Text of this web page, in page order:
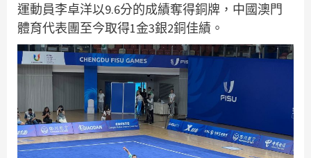
運動員李卓洋以9.6分的成績奪得銅牌，中國澳門
體育代表團至今取得1金3銀2銅佳績。